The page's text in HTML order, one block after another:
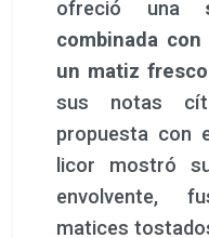
notas de
que remiten a
mediterránea
valencianos. El
final que
fondo del
Paquito, que
consolidó la